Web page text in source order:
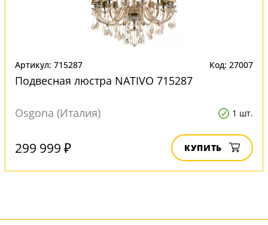
Артикул: 715287 Код: 27007
Подвесная люстра NATIVO 715287
Osgona (Италия) 1 шт.
299 999 ₽ КУПИТЬ